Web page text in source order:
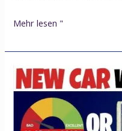
Mehr lesen "
Kann
ich
Auto